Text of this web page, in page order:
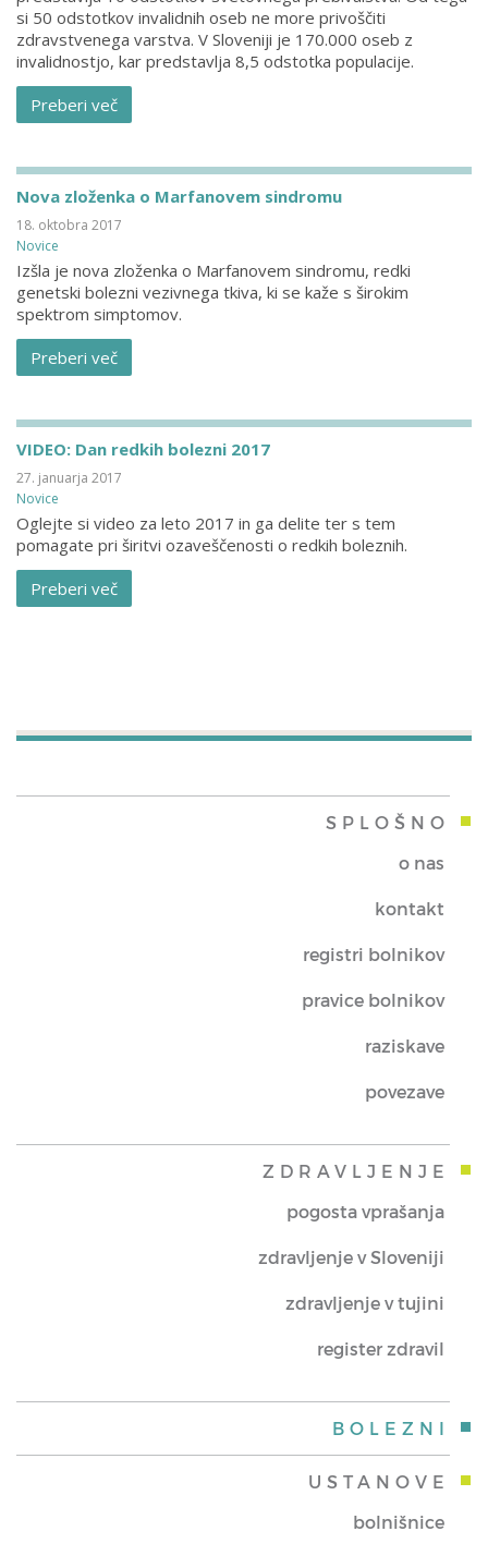
si 50 odstotkov invalidnih oseb ne more privoščiti
zdravstvenega varstva. V Sloveniji je 170.000 oseb z
invalidnostjo, kar predstavlja 8,5 odstotka populacije.
Preberi več
Nova zloženka o Marfanovem sindromu
18. oktobra 2017
Novice
Izšla je nova zloženka o Marfanovem sindromu, redki
genetski bolezni vezivnega tkiva, ki se kaže s širokim
spektrom simptomov.
Preberi več
VIDEO: Dan redkih bolezni 2017
27. januarja 2017
Novice
Oglejte si video za leto 2017 in ga delite ter s tem
pomagate pri širitvi ozaveščenosti o redkih boleznih.
Preberi več
SPLOŠNO
o nas
kontakt
registri bolnikov
pravice bolnikov
raziskave
povezave
ZDRAVLJENJE
pogosta vprašanja
zdravljenje v Sloveniji
zdravljenje v tujini
register zdravil
BOLEZNI
USTANOVE
bolnišnice